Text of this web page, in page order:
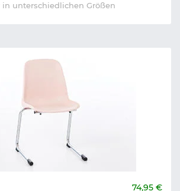
unterschiedlichen Größen
74,95 €